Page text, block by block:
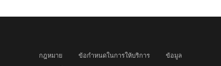
กฎหมาย ข้อกำหนดในการให้บริการ
ข้อมูล